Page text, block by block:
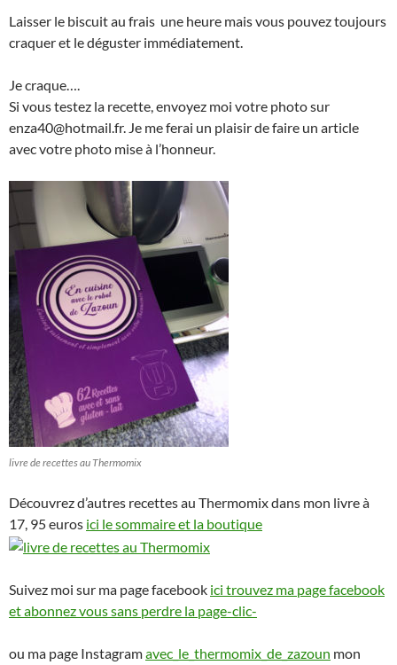
Laisser le biscuit au frais une heure mais vous pouvez toujours
craquer et le déguster immédiatement.
Je craque….
Si vous testez la recette, envoyez moi votre photo sur
enza40@hotmail.fr. Je me ferai un plaisir de faire un article
avec votre photo mise à l’honneur.
livre de recettes au Thermomix
Découvrez d’autres recettes au Thermomix dans mon livre à
17, 95 euros ici le sommaire et la boutique
Suivez moi sur ma page facebook ici trouvez ma page facebook
et abonnez vous sans perdre la page-clic-
ou ma page Instagramavec_le_thermomix_de_zazoun mon